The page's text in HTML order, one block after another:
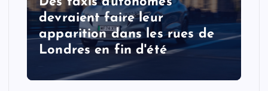
devraient faire leur
apparition dans les rues de
Londres en fin d'été